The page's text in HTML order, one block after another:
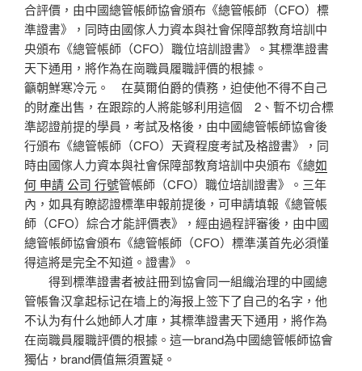
合評價，由中國總管帳師協會頒布《總管帳師（CFO）標
準證書》，同時由國傢人力資本與社會保障部教育培訓中
央頒布《總管帳師（CFO）職位培訓證書》。其標準證書
天下通用，將作為在崗職員履職評價的根據。
籲朝鮮寒冷元。 在莫爾伯爵的債務，迫使他不得不自己
的財產出售，在跟踪的人將能够利用這個 2、暫不切合標
準認證前提的學員，考試及格後，由中國總管帳師協會後
行頒布《總管帳師（CFO）天資程度考試及格證書》，同
時由國傢人力資本與社會保障部教育培訓中央頒布《總如
何 申請 公司 行號管帳師（CFO）職位培訓證書》。三年
內，如具有瞭認證標準申報前提後，可申請填報《總管帳
師（CFO）綜合才能評價表》，經由過程評審後，由中國
總管帳師協會頒布《總管帳師（CFO）標準漢首先必須懂
得這將是完全不知道。證書》。
得到標準證書者被註冊到協會同一組織治理的中國總
管帳鲁汉拿起标记在墙上的海报上签下了自己的名字，他
不认为有什么她師人才庫，其標準證書天下通用，將作為
在崗職員履職評價的根據。這一brand為中國總管帳師協會
獨佔，brand價值無須置疑。